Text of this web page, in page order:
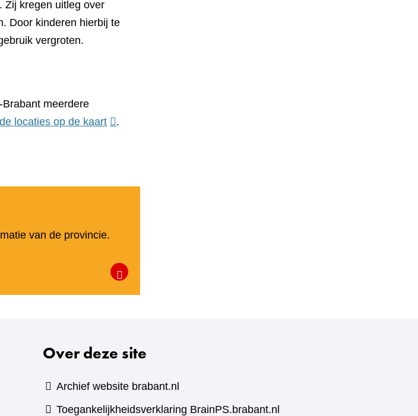
Zij kregen uitleg over
Door kinderen hierbij te
vergroten.
meerdere
locaties op de kaart(verwijst
.
van de provincie.
Over deze site
Archief website brabant.nl
Toegankelijkheidsverklaring BrainPS.brabant.nl